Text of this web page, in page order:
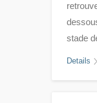
stade
Details